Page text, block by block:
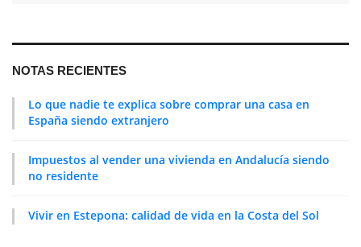
NOTAS RECIENTES
Lo que nadie te explica sobre comprar una casa en
España siendo extranjero
Impuestos al vender una vivienda en Andalucía siendo
no residente
Vivir en Estepona: calidad de vida en la Costa del Sol